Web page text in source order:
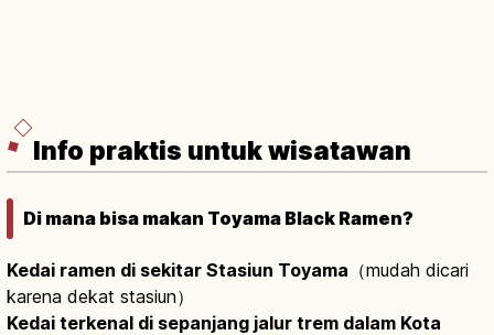
Info praktis untuk wisatawan
Di mana bisa makan Toyama Black Ramen?
Kedai ramen di sekitar Stasiun Toyama （mudah dicari
karena dekat stasiun）
Kedai terkenal di sepanjang jalur trem dalam Kota